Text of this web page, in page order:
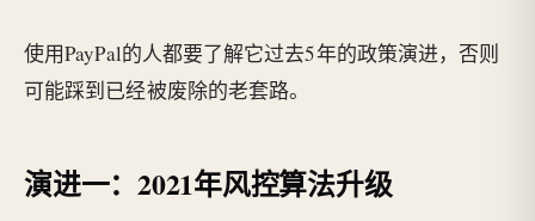
使用PayPal的人都要了解它过去5年的政策演进，否则
可能踩到已经被废除的老套路。
演进一：2021年风控算法升级